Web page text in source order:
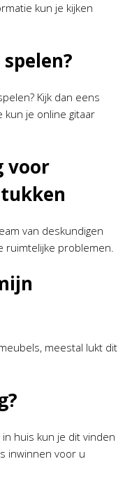
kun je kijken
Kijk dan eens
kun je online gitaar
voor
van deskundigen
ruimtelijke problemen.
meestal lukt dit
huis kun je dit vinden
inwinnen voor u